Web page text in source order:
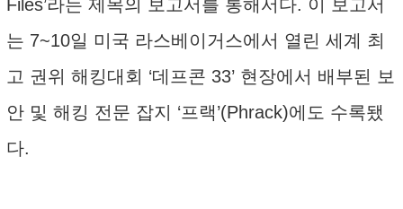
Files’라는 제목의 보고서를 통해서다. 이 보고서
는 7~10일 미국 라스베이거스에서 열린 세계 최
고 권위 해킹대회 ‘데프콘 33’ 현장에서 배부된 보
안 및 해킹 전문 잡지 ‘프랙’(Phrack)에도 수록됐
다.